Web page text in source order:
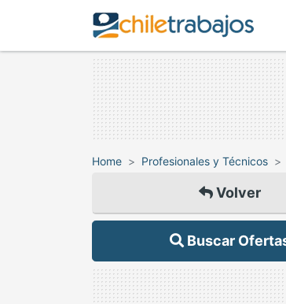
Home Profesionales y Técnicos
Volver
Buscar